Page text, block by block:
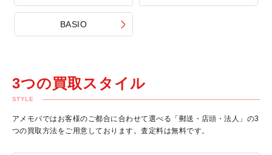
BASIO
3つの買取スタイル
STYLE
アメモバではお客様のご都合に合わせて選べる「郵送・店頭・法人」の3
つの買取方法をご用意しております。査定料は無料です。